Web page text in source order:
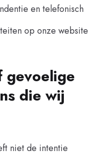
en telefonisch
op onze website
gevoelige
die wij
niet de intentie